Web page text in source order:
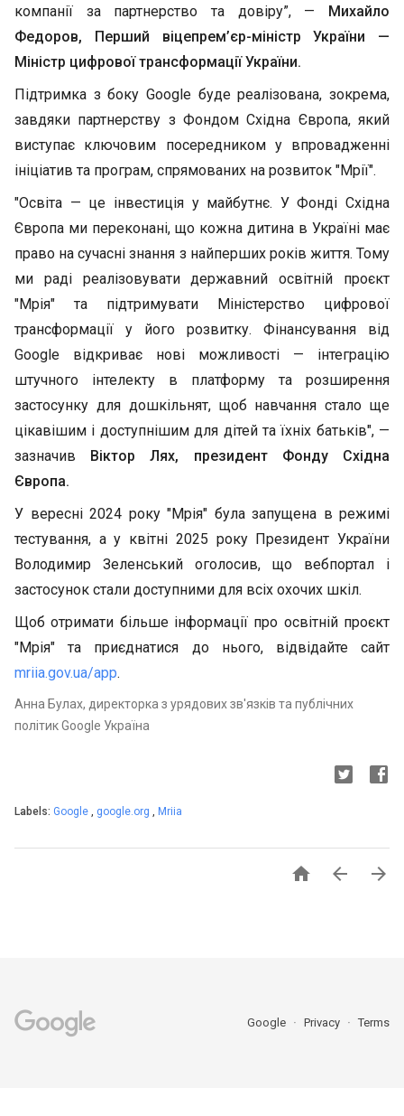
компанії за партнерство та довіру”, — Михайло
Федоров, Перший віцепрем’єр-міністр України —
Міністр цифрової трансформації України.
Підтримка з боку Google буде реалізована, зокрема,
завдяки партнерству з Фондом Східна Європа, який
виступає ключовим посередником у впровадженні
ініціатив та програм, спрямованих на розвиток "Мрії".
"Освіта — це інвестиція у майбутнє. У Фонді Східна
Європа ми переконані, що кожна дитина в Україні має
право на сучасні знання з найперших років життя. Тому
ми раді реалізовувати державний освітній проєкт
"Мрія" та підтримувати Міністерство цифрової
трансформації у його розвитку. Фінансування від
Google відкриває нові можливості — інтеграцію
штучного інтелекту в платформу та розширення
застосунку для дошкільнят, щоб навчання стало ще
цікавішим і доступнішим для дітей та їхніх батьків", —
зазначив Віктор Лях, президент Фонду Східна
Європа.
У вересні 2024 року "Мрія" була запущена в режимі
тестування, а у квітні 2025 року Президент України
Володимир Зеленський оголосив, що вебпортал і
застосунок стали доступними для всіх охочих шкіл.
Щоб отримати більше інформації про освітній проєкт
"Мрія" та приєднатися до нього, відвідайте сайт
mriia.gov.ua/app.
Анна Булах, директорка з урядових зв'язків та публічних
політик Google Україна
Labels: Google , google.org , Mriia
  
Google Privacy Terms